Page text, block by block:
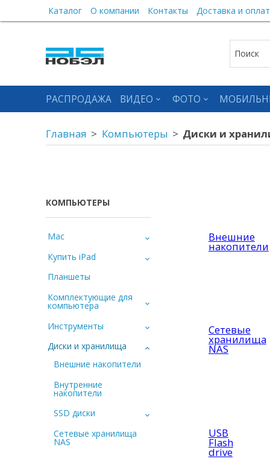
Каталог О компании Контакты Доставка и
РАСПРОДАЖА ВИДЕО ФОТО
Главная Компьютеры Диски и
Внешние
накопители
Сетевые
хранилища
NAS
USB
Flash
drive
КОМПЬЮТЕРЫ
Mac
Купить iPad
Планшеты
Комплектующие для
компьютера
Инструменты
Диски и хранилища
Внешние накопители
Внутренние
накопители
SSD диски
Сетевые хранилища
NAS